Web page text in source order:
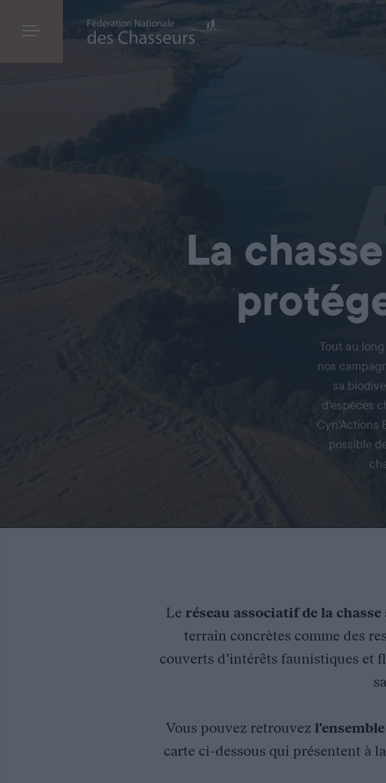
La
Tout au
nos
sa
d'espèces
Cyn'Actions
possible
Le réseau associatif de la chasse
terrain concrètes comme des
couverts d’intérêts faunistiques et
Vous pouvez retrouvez
carte ci-dessous qui présentent à